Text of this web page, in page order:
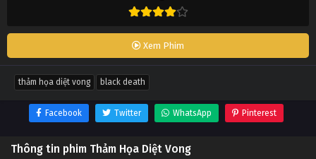
Xem Phim
thảm họa diệt vong black death
Facebook Twitter WhatsApp Pinterest
Thông tin phim Thảm Họa Diệt Vong